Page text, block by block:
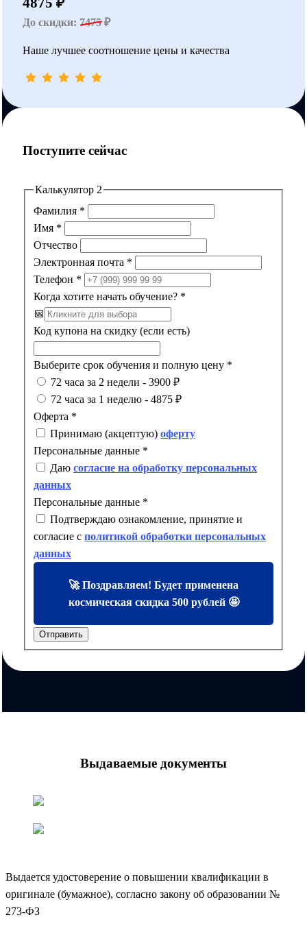
До скидки: 7475₽
Наше лучшее соотношение цены и качества
Поступите сейчас
Калькулятор 2
Фамилия *
Имя *
Отчество
Электронная почта *
Телефон *
Когда хотите начать обучение? *
📅
Код купона на скидку (если есть)
Выберите срок обучения и полную цену *
72 часа за 2 недели - 3900 ₽
72 часа за 1 неделю - 4875 ₽
Оферта *
Принимаю (акцептую) оферту
Персональные данные *
Даю согласие на обработку персональных
данных
Персональные данные *
Подтверждаю ознакомление, принятие и
согласие с политикой обработки персональных
данных
🚀 Поздравляем! Будет применена
космическая скидка 500 рублей 🤩
Отправить
Выдаваемые документы
Выдается удостоверение о повышении квалификации в
оригинале (бумажное), согласно закону об образовании №
273-ФЗ